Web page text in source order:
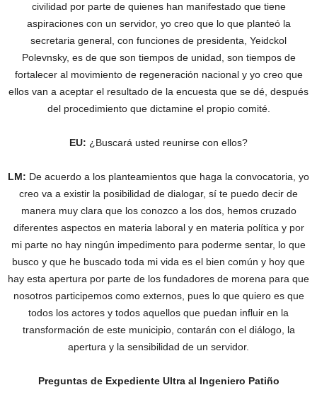
civilidad por parte de quienes han manifestado que tiene
aspiraciones con un servidor, yo creo que lo que planteó la
secretaria general, con funciones de presidenta, Yeidckol
Polevnsky, es de que son tiempos de unidad, son tiempos de
fortalecer al movimiento de regeneración nacional y yo creo que
ellos van a aceptar el resultado de la encuesta que se dé, después
del procedimiento que dictamine el propio comité.
EU: ¿Buscará usted reunirse con ellos?
LM: De acuerdo a los planteamientos que haga la convocatoria, yo
creo va a existir la posibilidad de dialogar, sí te puedo decir de
manera muy clara que los conozco a los dos, hemos cruzado
diferentes aspectos en materia laboral y en materia política y por
mi parte no hay ningún impedimento para poderme sentar, lo que
busco y que he buscado toda mi vida es el bien común y hoy que
hay esta apertura por parte de los fundadores de morena para que
nosotros participemos como externos, pues lo que quiero es que
todos los actores y todos aquellos que puedan influir en la
transformación de este municipio, contarán con el diálogo, la
apertura y la sensibilidad de un servidor.
Preguntas de Expediente Ultra al Ingeniero Patiño